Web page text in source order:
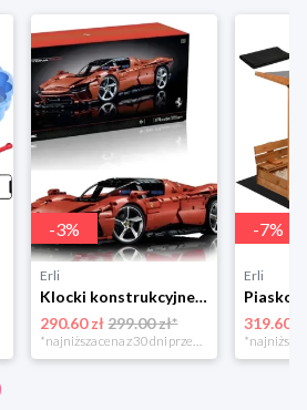
-3%
Erli
Klocki konstrukcyjne samochód Ferrari Daytona SP3 3778el (3778CS)
290.60 zł 299.00 zł*
*najniższa cena z 30 dni przed obniżką
-7%
Erli
319.60 zł